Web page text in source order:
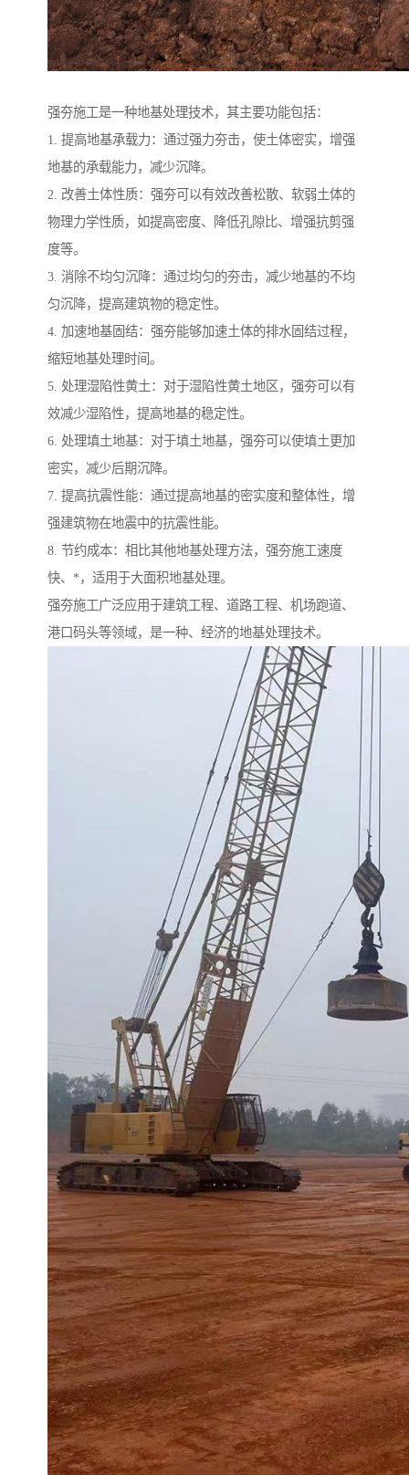
强夯施工是一种地基处理技术，其主要功能包括：
1. 提高地基承载力：通过强力夯击，使土体密实，增强
地基的承载能力，减少沉降。
2. 改善土体性质：强夯可以有效改善松散、软弱土体的
物理力学性质，如提高密度、降低孔隙比、增强抗剪强
度等。
3. 消除不均匀沉降：通过均匀的夯击，减少地基的不均
匀沉降，提高建筑物的稳定性。
4. 加速地基固结：强夯能够加速土体的排水固结过程，
缩短地基处理时间。
5. 处理湿陷性黄土：对于湿陷性黄土地区，强夯可以有
效减少湿陷性，提高地基的稳定性。
6. 处理填土地基：对于填土地基，强夯可以使填土更加
密实，减少后期沉降。
7. 提高抗震性能：通过提高地基的密实度和整体性，增
强建筑物在地震中的抗震性能。
8. 节约成本：相比其他地基处理方法，强夯施工速度
快、*，适用于大面积地基处理。
强夯施工广泛应用于建筑工程、道路工程、机场跑道、
港口码头等领域，是一种、经济的地基处理技术。